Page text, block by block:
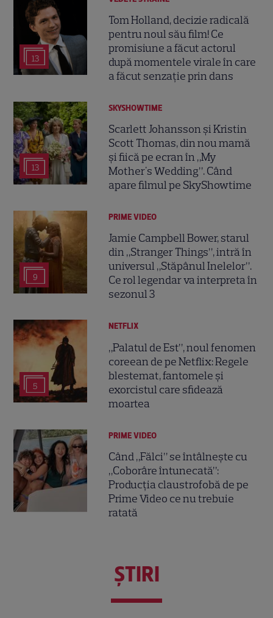
13
Tom Holland, decizie radicală
pentru noul său film! Ce
promisiune a făcut actorul
după momentele virale în care
a făcut senzație prin dans
13
SKYSHOWTIME
Scarlett Johansson și Kristin
Scott Thomas, din nou mamă
și fiică pe ecran în „My
Mother's Wedding”. Când
apare filmul pe SkyShowtime
9
PRIME VIDEO
Jamie Campbell Bower, starul
din „Stranger Things”, intră în
universul „Stăpânul Inelelor”.
Ce rol legendar va interpreta în
sezonul 3
5
NETFLIX
„Palatul de Est”, noul fenomen
coreean de pe Netflix: Regele
blestemat, fantomele și
exorcistul care sfidează
moartea
PRIME VIDEO
Când „Fălci” se întâlnește cu
„Coborâre întunecată”:
Producția claustrofobă de pe
Prime Video ce nu trebuie
ratată
ŞTIRI